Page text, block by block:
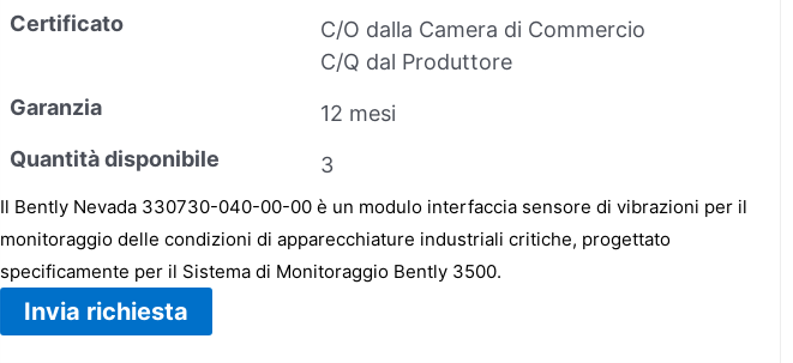
Certificato
C/O dalla Camera di Commercio
C/Q dal Produttore
Garanzia
12 mesi
Quantità disponibile
3
Il Bently Nevada 330730-040-00-00 è un modulo interfaccia sensore di vibrazioni per il
monitoraggio delle condizioni di apparecchiature industriali critiche, progettato
specificamente per il Sistema di Monitoraggio Bently 3500.
Invia richiesta